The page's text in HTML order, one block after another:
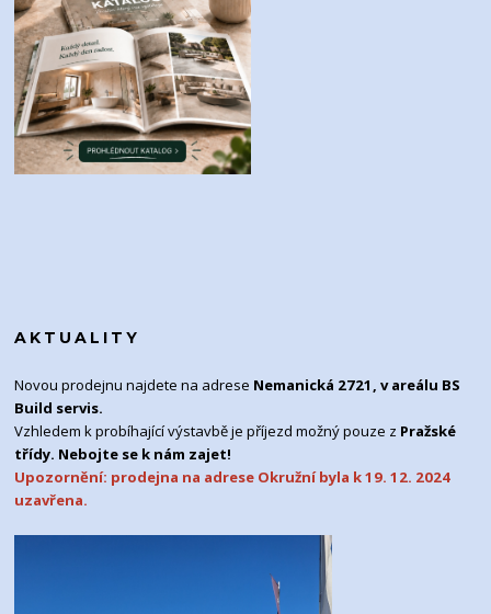
AKTUALITY
Novou prodejnu najdete na adrese Nemanická 2721, v areálu BS
Build servis.
Vzhledem k probíhající výstavbě je příjezd možný pouze z Pražské
třídy. Nebojte se k nám zajet!
Upozornění: prodejna na adrese Okružní byla k 19. 12. 2024
uzavřena.